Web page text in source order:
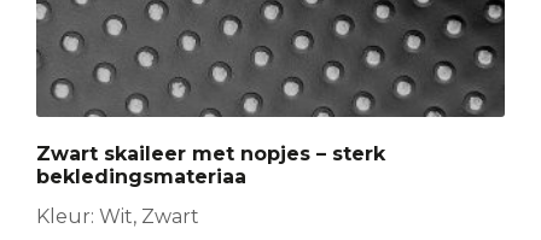
Zwart skaileer met nopjes – sterk
bekledingsmateriaa
Kleur: Wit, Zwart